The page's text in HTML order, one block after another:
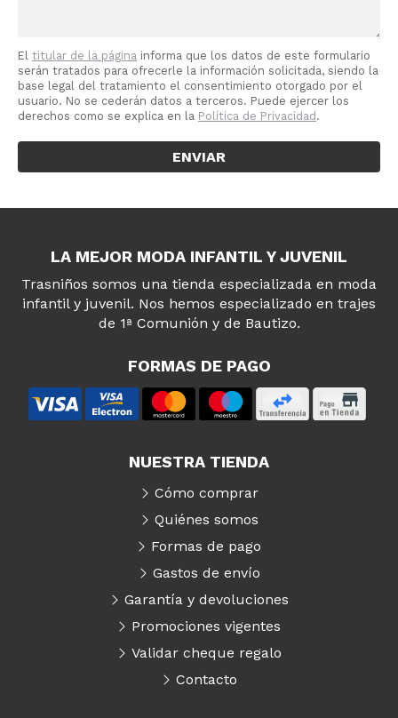
El titular de la página informa que los datos de este formulario
serán tratados para ofrecerle la información solicitada, siendo la
base legal del tratamiento el consentimiento otorgado por el
usuario. No se cederán datos a terceros. Puede ejercer los
derechos como se explica en la Política de Privacidad .
LA MEJOR MODA INFANTIL Y JUVENIL
Trasniños somos una tienda especializada en moda
infantil y juvenil. Nos hemos especializado en trajes
de 1ª Comunión y de Bautizo.
FORMAS DE PAGO
NUESTRA TIENDA
Cómo comprar
Quiénes somos
Formas de pago
Gastos de envío
Garantía y devoluciones
Promociones vigentes
Validar cheque regalo
Contacto